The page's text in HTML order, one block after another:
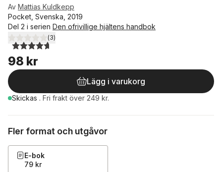
Av Mattias Kuldkepp
Pocket, Svenska, 2019
Del 2 i serien Den ofrivillige hjältens handbok
4,7utav 5 stjärnor. Totalt antal röster:
(3)
98 kr
Lägg i varukorg
Skickas . Fri frakt över 249 kr.
Fler format och utgåvor
E-bok
79 kr